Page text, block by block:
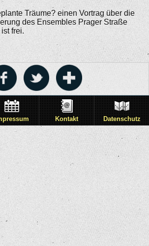
Träume? einen Vortrag über die
des Ensembles Prager Straße
frei.
Kontakt Datenschutz